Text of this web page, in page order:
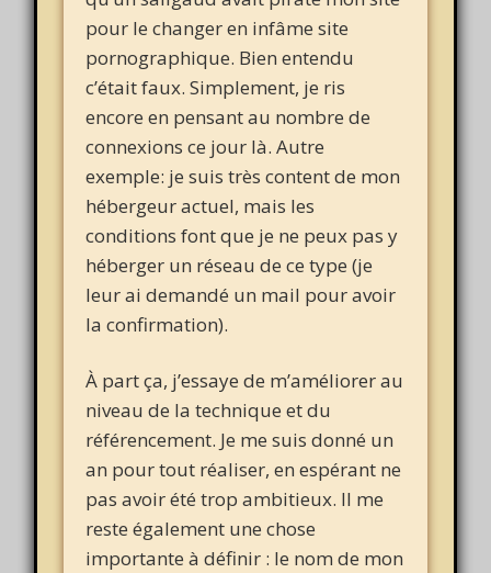
pour le changer en infâme site
pornographique. Bien entendu
c’était faux. Simplement, je ris
encore en pensant au nombre de
connexions ce jour là. Autre
exemple: je suis très content de mon
hébergeur actuel, mais les
conditions font que je ne peux pas y
héberger un réseau de ce type (je
leur ai demandé un mail pour avoir
la confirmation).
À part ça, j’essaye de m’améliorer au
niveau de la technique et du
référencement. Je me suis donné un
an pour tout réaliser, en espérant ne
pas avoir été trop ambitieux. Il me
reste également une chose
importante à définir : le nom de mon